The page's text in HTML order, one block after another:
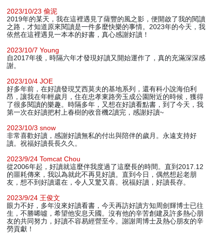
2023/10/23 偷泥
2019年的某天，我在這裡遇見了薩豐的風之影，便開啟了我的閱讀
之路，才知道原來閱讀是一件多麼快樂的事情。2023年的今天，我
依然在這裡遇見一本本的好書，真心感謝好讀！
2023/10/7 Young
自2017年後，時隔六年才發現好讀又開始運作了，真的充滿深深感
謝。
2023/10/4 JOE
好多年前，在好讀發現艾西莫夫的基地系列，還有科小說海伯利
昂，讓我在年輕歲月，住在忠孝東路旁玉成公園附近的時候，獲得
了很多閱讀的樂趣。時隔多年，又想在好讀看點書，到了今天，我
第一次在好讀把村上春樹的收音機2讀完，感謝好讀~
2023/10/3 snow
非常喜歡好讀，感謝好讀無私的付出與陪伴的歲月。永遠支持好
讀。祝福好讀長長久久。
2023/9/24 Tomcat Chou
從2006年起，好讀就這麼伴我度過了這麼長的時間。直到2017.12
的噩耗傳來，我以為就此不再見好讀。直到今日，偶然想起老朋
友，想不到好讀還在，令人又驚又喜。祝福好讀，好讀長存。
2023/9/24 王俊文
眼力不好，多年沒來好讀看書，今天再訪好讀方知周劍輝博士已往
生，不勝唏噓，希望他安息天國。沒有他的辛苦創建及許多熱心朋
友的共同努力，好讀不容易經營至今。謝謝周博士及熱心朋友的辛
勞貢獻！